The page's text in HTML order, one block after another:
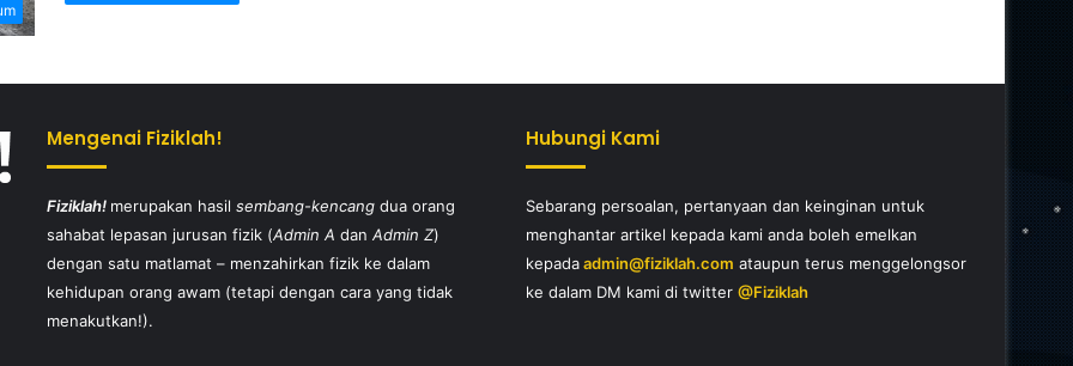
Mengenai Fiziklah!
Fiziklah! merupakan hasil sembang-kencang dua orang
sahabat lepasan jurusan fizik (Admin A dan Admin Z)
dengan satu matlamat – menzahirkan fizik ke dalam
kehidupan orang awam (tetapi dengan cara yang tidak
menakutkan!).
Hubungi Kami
Sebarang persoalan, pertanyaan dan keinginan untuk
menghantar artikel kepada kami anda boleh emelkan
kepadaadmin@fiziklah.com ataupun terus menggelongsor
ke dalam DM kami di twitter @Fiziklah